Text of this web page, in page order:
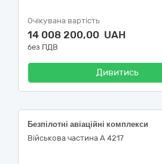
Очікувана вартість
14 008 200,00 UAH
без ПДВ
Дивитись
Безпілотні авіаційні комплекси
Військова частина А 4217